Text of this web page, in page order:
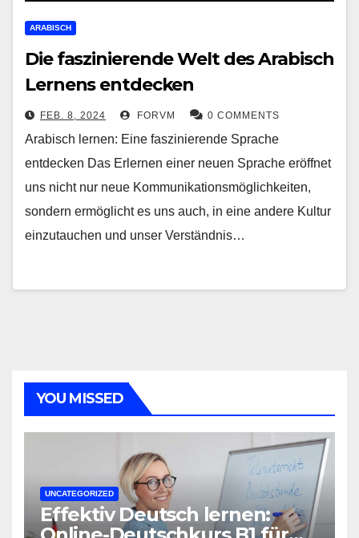
ARABISCH
Die faszinierende Welt des Arabisch
Lernens entdecken
FEB. 8, 2024 FORVM 0 COMMENTS
Arabisch lernen: Eine faszinierende Sprache
entdecken Das Erlernen einer neuen Sprache eröffnet
uns nicht nur neue Kommunikationsmöglichkeiten,
sondern ermöglicht es uns auch, in eine andere Kultur
einzutauchen und unser Verständnis…
YOU MISSED
UNCATEGORIZED
Effektiv Deutsch lernen: